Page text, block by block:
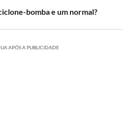
bomba e um normal?
APÓS A PUBLICIDADE